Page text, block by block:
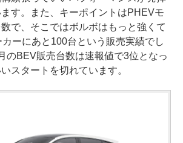
す。また、キーポイントはPHEVモ
で、そこではボルボはもっと強くて
ーにあと100台という販売実績でし
のBEV販売台数は速報値で3位となっ
スタートを切れています。